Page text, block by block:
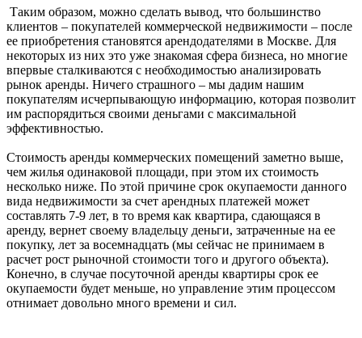
Таким образом, можно сделать вывод, что большинство
клиентов – покупателей коммерческой недвижимости – после
ее приобретения становятся арендодателями в Москве. Для
некоторых из них это уже знакомая сфера бизнеса, но многие
впервые сталкиваются с необходимостью анализировать
рынок аренды. Ничего страшного – мы дадим нашим
покупателям исчерпывающую информацию, которая позволит
им распорядиться своими деньгами с максимальной
эффективностью.
Стоимость аренды коммерческих помещений заметно выше,
чем жилья одинаковой площади, при этом их стоимость
несколько ниже. По этой причине срок окупаемости данного
вида недвижимости за счет арендных платежей может
составлять 7-9 лет, в то время как квартира, сдающаяся в
аренду, вернет своему владельцу деньги, затраченные на ее
покупку, лет за восемнадцать (мы сейчас не принимаем в
расчет рост рыночной стоимости того и другого объекта).
Конечно, в случае посуточной аренды квартиры срок ее
окупаемости будет меньше, но управление этим процессом
отнимает довольно много времени и сил.